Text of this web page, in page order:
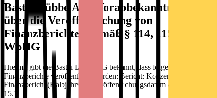
Bastei Lübbe AG: Vorabbekanntmachung
über die Veröffentlichung von
Finanzberichten gemäß § 114, 115, 117
WpHG
Hiermit gibt die Bastei Lübbe AG bekannt, dass folgende
Finanzberichte veröffentlicht werden: Bericht: Konzern-
Finanzbericht (Halbjahr/Q2) Veröffentlichungsdatum / Deutsch:
15.1